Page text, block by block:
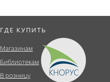
ГДЕ КУПИТЬ
Магазинам
Библиотекам
В розницу